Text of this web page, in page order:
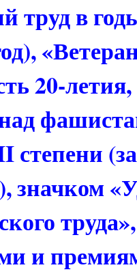
труд в
20-
степени
значком
и